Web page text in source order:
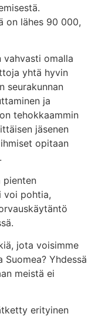
on lähes 90 000,
omalla
yhtä hyvin
seurakunnan
ja
tehokkaammin
jäsenen
opitaan
pienten
voi pohtia,
jota voisimme
Yhdessä
meistä ei
erityinen